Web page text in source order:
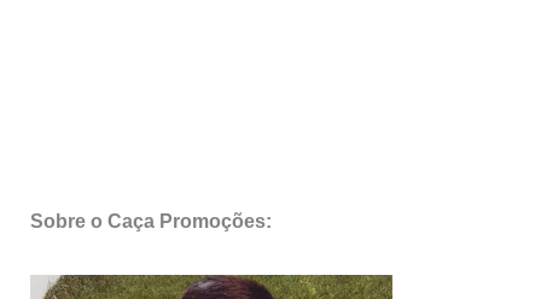
Sobre o Caça Promoções: